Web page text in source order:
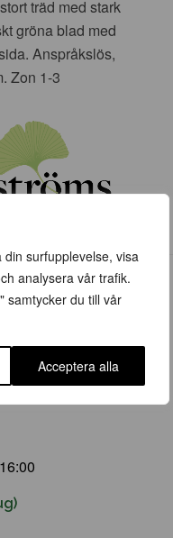
surfupplevelse, visa
analysera vår trafik.
samtycker du till vår
Acceptera alla
träd med stark
gröna blad med
Anspråkslös,
Zon 1-3